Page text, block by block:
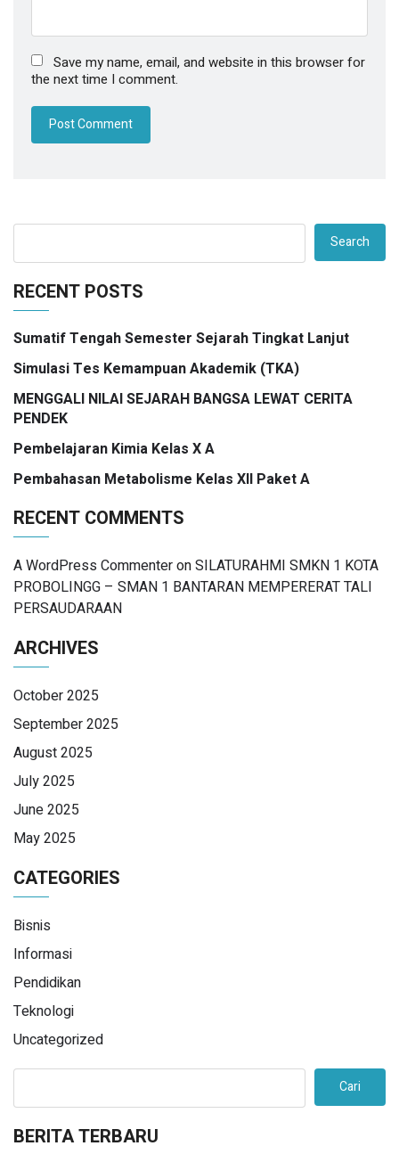
Save my name, email, and website in this browser for
the next time I comment.
Search
RECENT POSTS
Sumatif Tengah Semester Sejarah Tingkat Lanjut
Simulasi Tes Kemampuan Akademik (TKA)
MENGGALI NILAI SEJARAH BANGSA LEWAT CERITA
PENDEK
Pembelajaran Kimia Kelas X A
Pembahasan Metabolisme Kelas XII Paket A
RECENT COMMENTS
A WordPress CommenteronSILATURAHMI SMKN 1 KOTA
PROBOLINGG – SMAN 1 BANTARAN MEMPERERAT TALI
PERSAUDARAAN
ARCHIVES
October 2025
September 2025
August 2025
July 2025
June 2025
May 2025
CATEGORIES
Bisnis
Informasi
Pendidikan
Teknologi
Uncategorized
Cari
BERITA TERBARU